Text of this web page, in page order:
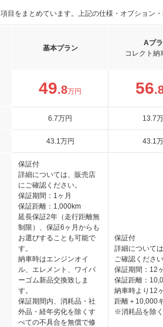
目をまとめています。上記の仕様・オプション・
基本プラン
Aプ
コレクト納
49.8万円 56
6.7万円 13.7
43.1万円 43.1
保証付
詳細については、販売店
にご確認ください。
保証期間：1ヶ月
保証距離：1,000km
延長保証2年（走行距離無
制限）、保証6ヶ月からも
お選びすることも可能で
す。
納車時はエンジンオイ
ル、エレメント、ワイパ
ーゴム新品交換致しま
す。
保証期間内、消耗品・社
外品・経年劣化を除くす
べての不具合を無償で修
保証付
詳細について
ご確認ください
保証期間：12
保証距離：
納車時より12
距離＋10,000
※消耗品を除く